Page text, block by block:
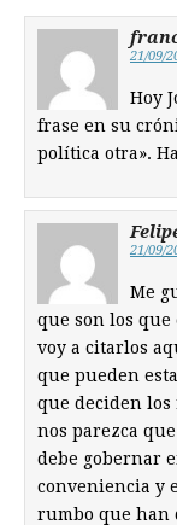
21/09/
Hoy
frase en su
política otra».
21/09/
Me
que son los
voy a citarlos
que pueden
que deciden los
nos parezca
debe gobernar
conveniencia y
rumbo que han